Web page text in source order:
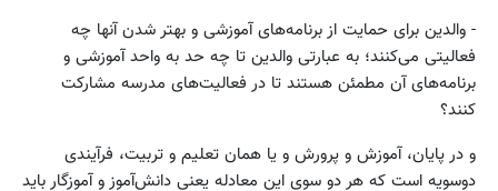
- والدین برای حمایت از برنامه‌های آموزشی و بهتر شدن آنها چه
فعالیتی می‌کنند؛ به عبارتی والدین تا چه حد به واحد آموزشی و
برنامه‌های آن مطمئن هستند تا در فعالیت‌های مدرسه مشارکت
کنند؟
و در پایان، آموزش و پرورش و یا همان تعلیم و تربیت، فرآیندی
دوسویه است که هر دو سوی این معادله یعنی دانش‌آموز و آموزگار باید